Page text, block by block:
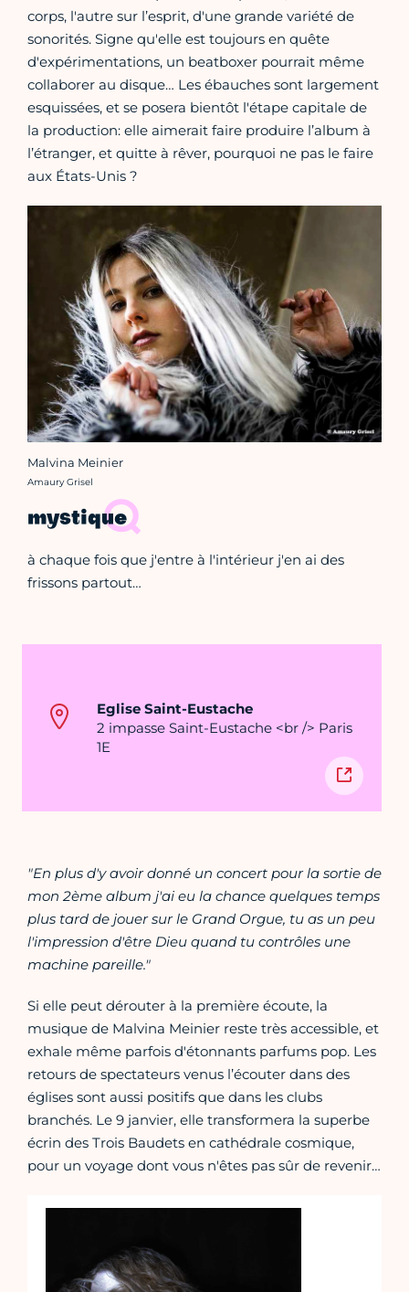
corps, l'autre sur l’esprit, d'une grande variété de
sonorités. Signe qu'elle est toujours en quête
d'expérimentations, un beatboxer pourrait même
collaborer au disque… Les ébauches sont largement
esquissées, et se posera bientôt l'étape capitale de
la production: elle aimerait faire produire l’album à
l’étranger, et quitte à rêver, pourquoi ne pas le faire
aux États-Unis ?
Malvina Meinier
Crédit photo :
Amaury Grisel
mystique
à chaque fois que j'entre à l'intérieur j'en ai des
frissons partout…
Eglise Saint-Eustache
2 impasse Saint-Eustache <br /> Paris
1E
"En plus d'y avoir donné un concert pour la sortie de
mon 2ème album j'ai eu la chance quelques temps
plus tard de jouer sur le Grand Orgue, tu as un peu
l'impression d'être Dieu quand tu contrôles une
machine pareille."
Si elle peut dérouter à la première écoute, la
musique de Malvina Meinier reste très accessible, et
exhale même parfois d'étonnants parfums pop. Les
retours de spectateurs venus l’écouter dans des
églises sont aussi positifs que dans les clubs
branchés. Le 9 janvier, elle transformera la superbe
écrin des Trois Baudets en cathédrale cosmique,
pour un voyage dont vous n'êtes pas sûr de revenir…